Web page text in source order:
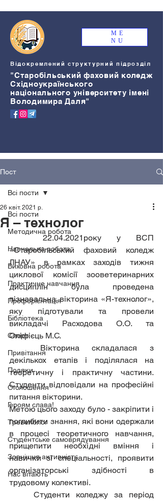
ME
NU
Відокремлений структурний підрозділ
"Старобільський фаховий коледж
Східноукраїнського
національного університету імені
Володимира Даля"
Пост
Всі пости
Методична робота
Навчальна робота
Виховна робота
Практичне навчання
Профорієнтація
Бібліотека
Спорт
Привітання
Подяки
Оголошення
Героям слава!
Тревелблог
Студентське самоврядування
Зовнішня активність
Нас вітають
Всі пости
Я – технолог
26 квіт. 2021 р.
	22.04.2021року у ВСП
«Старобільський фаховий коледж
ЛНАУ» в рамках заходів тижня
циклової комісії зооветеринарних
дисциплін була проведена
пізнавальна вікторина «Я-технолог»,
яку підготували та провели
викладачі Расходова О.О. та
Оліфієць М.С.
	Вікторина складалася з
декількох етапів і поділялася на
теоретичну і практичну частини.
Студенти відповідали на професійні
питання вікторини.
Метою цього заходу було - закріпити і
поглибити знання, які вони одержали
в процесі теоретичного навчання,
прищепити необхідні вміння і
навички зі спеціальності, проявити
організаторські здібності в
трудовому колективі.